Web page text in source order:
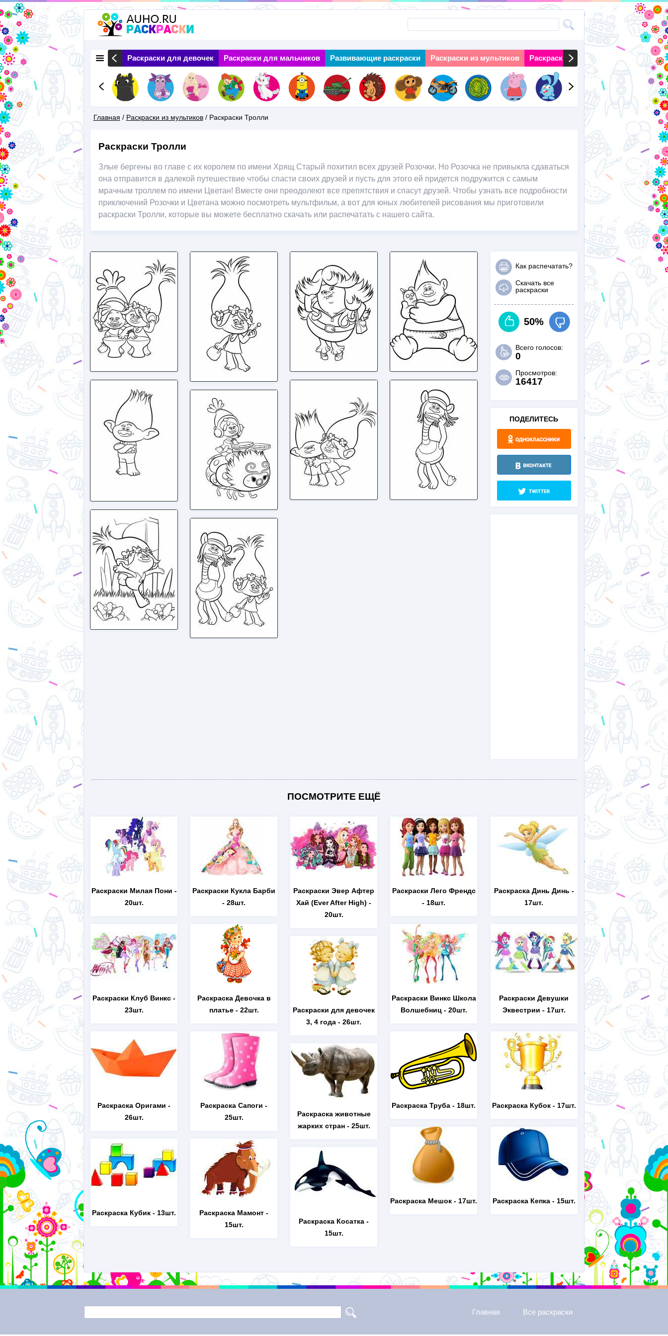
основному
содержанию
Раскраски Природа Раскраски для девочек Раскраски для мальчиков Развивающие раскраски Раскраски из мультиков Раскраски на праздники
Next
Здесь
Главная / Раскраски из мультиков / Раскраски Тролли
Раскраски Тролли
Злые бергены во главе с их королем по имени Хрящ Старый похитил всех друзей Розочки. Но Розочка не привыкла сдаваться
она отправится в далекой путешествие чтобы спасти своих друзей и пусть для этого ей придется подружится с самым
мрачным троллем по имени Цветан! Вместе они преодолеют все препятствия и спасут друзей. Чтобы узнать все подробности
приключений Розочки и Цветана можно посмотреть мультфильм, а вот для юных любителей рисования мы приготовили
раскраски Тролли, которые вы можете бесплатно скачать или распечатать с нашего сайта.
Как распечатать?
Скачать все
раскраски
50%
Всего голосов:
0
Просмотров:
16417
ПОДЕЛИТЕСЬ
ПОСМОТРИТЕ ЕЩЁ
Раскраски Милая Пони -
20шт.
Раскраски Клуб Винкс -
23шт.
Раскраска Оригами -
26шт.
Раскраска Кубик - 13шт.
Раскраски Кукла Барби
- 28шт.
Раскраска Девочка в
платье- 22шт.
Раскраска Сапоги -
25шт.
Раскраска Мамонт -
15шт.
Раскраски Эвер Афтер
Хай (Ever After High) -
20шт.
Раскраски для девочек
3, 4 года - 26шт.
Раскраска животные
жарких стран- 25шт.
Раскраска Косатка -
15шт.
Раскраски Лего Френдс
- 18шт.
Раскраски Винкс Школа
Волшебниц- 20шт.
Раскраска Труба - 18шт.
Раскраска Мешок - 17шт.
Раскраска Динь Динь -
17шт.
Раскраски Девушки
Эквестрии - 17шт.
Раскраска Кубок- 17шт.
Раскраска Кепка- 15шт.
Главная Все раскраски